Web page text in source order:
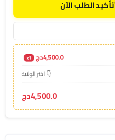
تأكيد الطلب الآن
4,500.0دج x1
👇 اختر الولاية
4,500.0دج